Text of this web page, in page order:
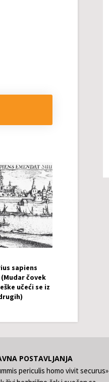
sapiens
čovek
učeći se iz
POSTAVLJANJA
periculis homo vivit securus»